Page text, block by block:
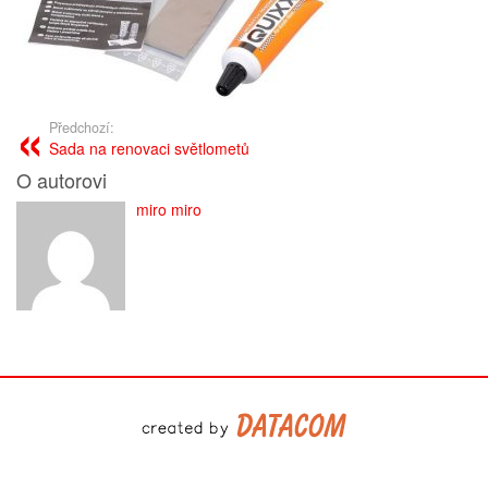
Předchozí:
Sada na renovaci světlometů
O autorovi
miro miro